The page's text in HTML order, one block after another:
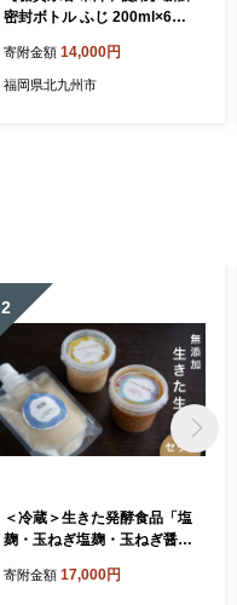
密封ボトル ふじ 200ml×6本
寄附金額 14,000円
福岡県北九州市
2
＜冷蔵＞生きた発酵食品「塩
麹・玉ねぎ塩麹・玉ねぎ醤油
寄附金額 17,000円